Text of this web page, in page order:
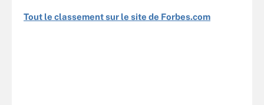
Tout le classement sur le site de Forbes.com